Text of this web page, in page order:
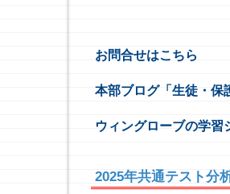
お問合せはこちら
本部ブログ「生徒・保
ウィングローブの学習
2025年共通テスト分